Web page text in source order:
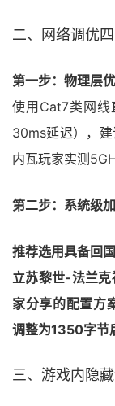
二、网络调优
第一步：物理层
使用Cat7类网
30ms延迟），
内瓦玩家实测
第二步：系统级
推荐选用具备回
立苏黎世-法兰
家分享的配置方
调整为1350字节
三、游戏内隐